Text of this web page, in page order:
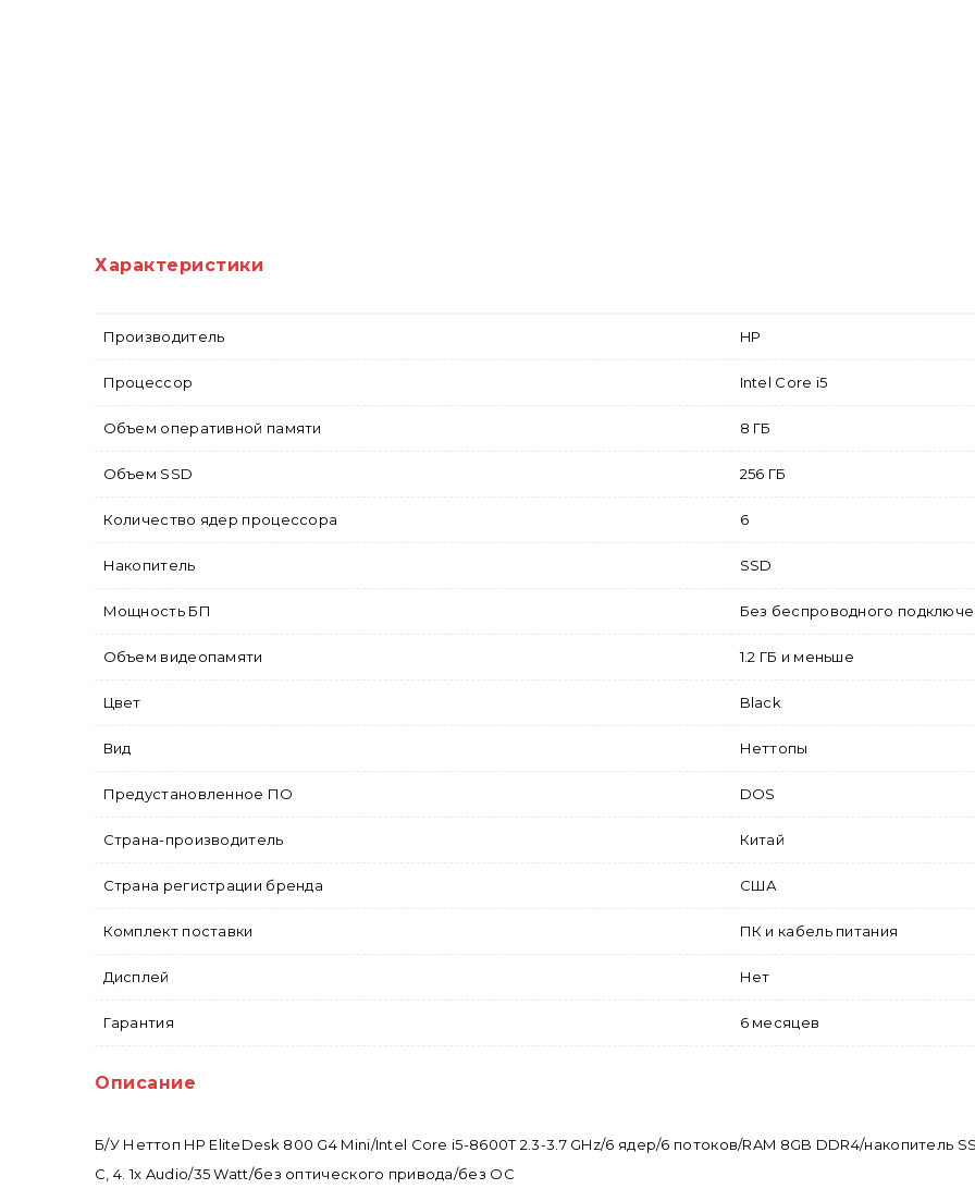
Характеристики
Производитель HP
Процессор Intel Core i5
Объем оперативной памяти 8 ГБ
Объем SSD 256 ГБ
Количество ядер процессора 6
Накопитель SSD
Мощность БП Без беспроводного
Объем видеопамяти 1.2 ГБ и меньше
Цвет Black
Вид Неттопы
Предустановленное ПО DOS
Страна-производитель Китай
Страна регистрации бренда США
Комплект поставки ПК и кабель питания
Дисплей Нет
Гарантия 6 месяцев
Описание
Б/У Неттоп HP EliteDesk 800 G4 Mini/Intel Core i5-8600T 2.3-3.7 GHz/6 ядер/6 потоков/RAM 8GB DDR4/накопитель
C, 4. 1x Audio/35 Watt/без оптического привода/без ОС